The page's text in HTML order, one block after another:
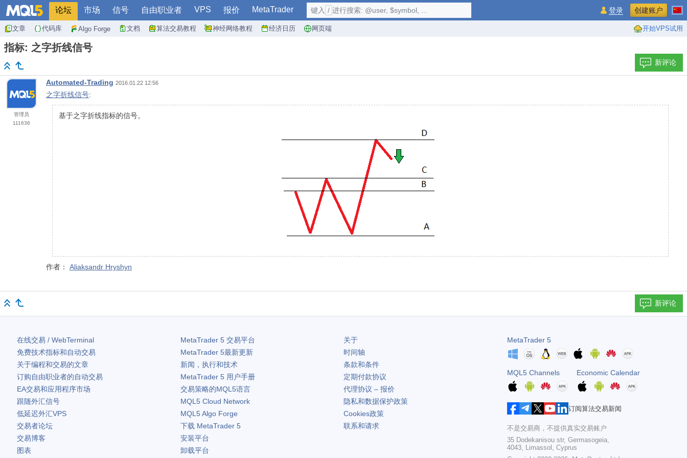
论坛 市场 信号 自由职业者 VPS 报价 MetaTrader
文章 代码库 Algo Forge 文档 算法交易教程 神经网络教程 经济日历 网页端 开始VPS试用
键入 / 进行搜索: @user, $symbol, ... 登录 创建账户
指标: 之字折线信号
新评论
管理员
111636
Automated-Trading 2016.01.22 12:56
之字折线信号:
基于之字折线指标的信号。
作者： Aliaksandr Hryshyn
新评论
在线交易 / WebTerminal
免费技术指标和自动交易
关于编程和交易的文章
订购自由职业者的自动交易
EA交易和应用程序市场
跟随外汇信号
低延迟外汇VPS
交易者论坛
交易博客
图表
MetaTrader 5交易平台
MetaTrader 5最新更新
新闻，执行和技术
MetaTrader 5用户手册
交易策略的MQL5语言
MQL5 Cloud Network
MQL5 Algo Forge
下载 MetaTrader 5
安装平台
卸载平台
关于
时间轴
条款和条件
定期付款协议
代理协议 – 报价
隐私和数据保护政策
Cookies政策
联系和请求
MetaTrader 5
MQL5 Channels Economic Calendar
订阅算法交易新闻
不是交易商，不提供真实交易账户
35 Dodekanisou str, Germasogeia,
4043, Limassol, Cyprus